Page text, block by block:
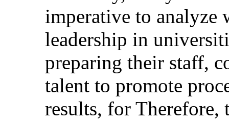
imperative to analyze
leadership in
preparing their staff,
talent to promote
results, for Therefore,